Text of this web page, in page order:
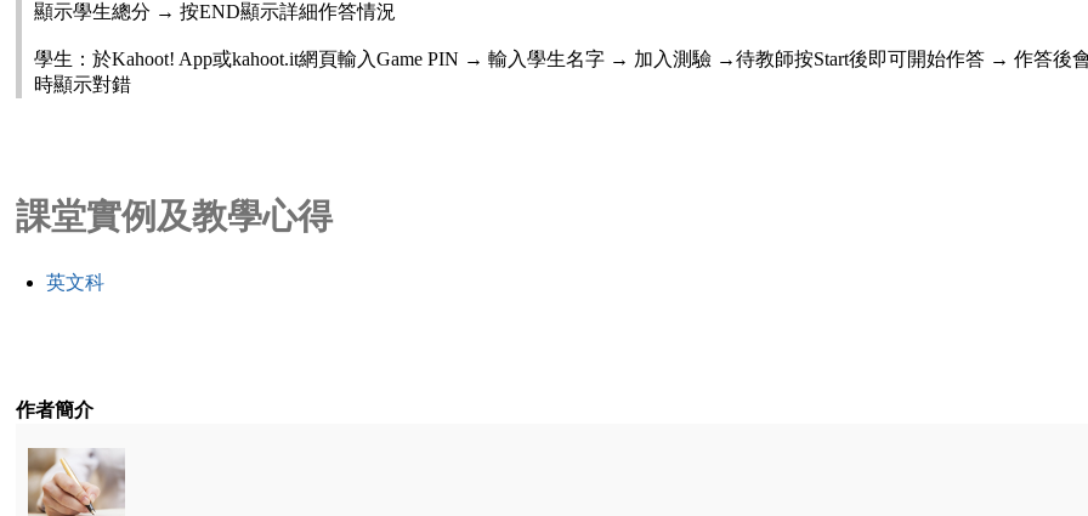
顯示學生總分 → 按END顯示詳細作答情況
學生：於Kahoot! App或kahoot.it網頁輸入Game PIN → 輸入學生名字 → 加入測驗 →待教師按Start後即可開始作答 → 作答後
時顯示對錯
課堂實例及教學心得
英文科
作者簡介